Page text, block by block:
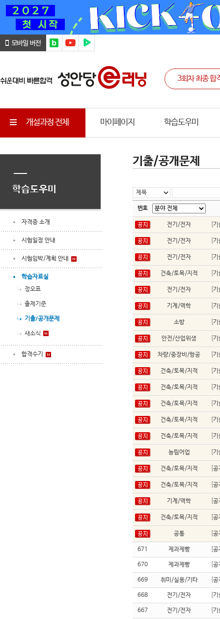
개설과정 전체 마이페이지 학습도우미
학습도우미
자격증 소개
시험일정 안내
시험임박/계획 안내
학습자료실
정오표
출제기준
기출/공개문제
새소식
합격수기
기출/공개문제
번호
전기/전자 기
전기/전자 기
전기/전자 기
건축/토목/지적 기
전기/전자 기
기계/역학 기
소방 기
안전/산업위생 기
차량/중장비/항공 기
건축/토목/지적 기
건축/토목/지적 기
건축/토목/지적 기
건축/토목/지적 기
건축/토목/지적 기
농림어업 기
건축/토목/지적 공
건축/토목/지적 공
기계/역학 공
건축/토목/지적 공
공통 공
671 제과제빵 공
670 제과제빵 공
669 취미/실용/기타 공
668 전기/전자 기
667 전기/전자 기